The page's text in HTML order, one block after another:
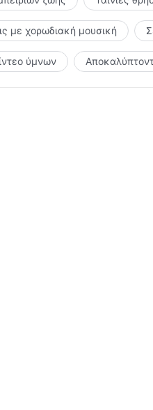
με χορωδιακή μουσική
ύμνων